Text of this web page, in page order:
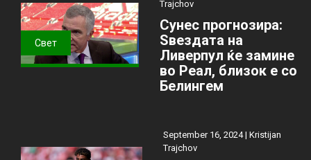
Свет
Trajchov
Сунес прогнозира:
Ѕвездата на
Ливерпул ќе замине
во Реал, близок е со
Белингем
September 16, 2024 | Kristijan
Trajchov